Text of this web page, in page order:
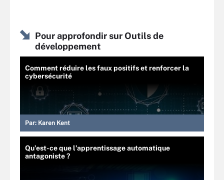
Pour approfondir sur Outils de
développement
Comment réduire les faux positifs et renforcer la
cybersécurité
Par: Karen Kent
Qu’est-ce que l’apprentissage automatique
antagoniste ?